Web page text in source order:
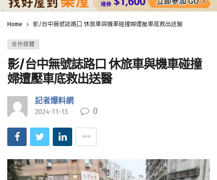
Home 影/台中無號誌路口 休旅車與機車碰撞婦遭壓車底救出送醫
合作媒體
影/台中無號誌路口 休旅車與機車碰撞
婦遭壓車底救出送醫
記者爆料網
2024-11-13 0